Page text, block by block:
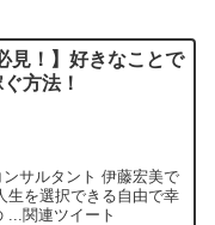
見！】好きなことで
方法！
サルタント 伊藤宏美で
生を選択できる自由で幸
...関連ツイート